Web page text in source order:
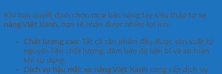
Khi bạn quyết định chọn mua bàn nâng tay siêu thấp từxe
nâng Việt Xanh, bạn sẽ nhận được nhiều lợi ích:
Chất lượng cao: Tất cả sản phẩm đều được sản xuất từ
nguyên liệu chất lượng, đảm bảo độ bền bỉ và an toàn
khi sử dụng.
Dịch vụ hậu mãi: xe nâng Việt Xanh cung cấp dịch vụ